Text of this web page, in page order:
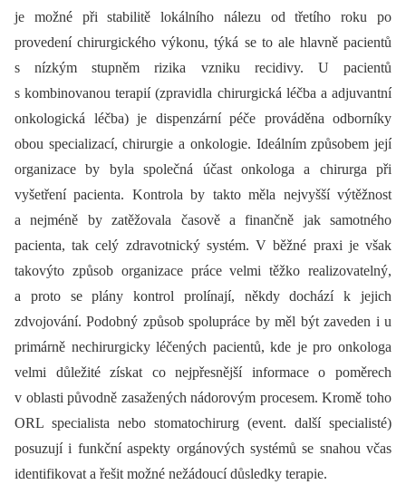
je možné při stabilitě lokálního nálezu od třetího roku po
provedení chirurgického výkonu, týká se to ale hlavně pacientů
s nízkým stupněm rizika vzniku recidivy. U pacientů
s kombinovanou terapií (zpravidla chirurgická léčba a adjuvantní
onkologická léčba) je dispenzární péče prováděna odborníky
obou specializací, chirurgie a onkologie. Ideálním způsobem její
organizace by byla společná účast onkologa a chirurga při
vyšetření pacienta. Kontrola by takto měla nejvyšší výtěžnost
a nejméně by zatěžovala časově a finančně jak samotného
pacienta, tak celý zdravotnický systém. V běžné praxi je však
takovýto způsob organizace práce velmi těžko realizovatelný,
a proto se plány kontrol prolínají, někdy dochází k jejich
zdvojování. Podobný způsob spolupráce by měl být zaveden i u
primárně nechirurgicky léčených pacientů, kde je pro onkologa
velmi důležité získat co nejpřesnější informace o poměrech
v oblasti původně zasažených nádorovým procesem. Kromě toho
ORL specialista nebo stomatochirurg (event. další specialisté)
posuzují i funkční aspekty orgánových systémů se snahou včas
identifikovat a řešit možné nežádoucí důsledky terapie.